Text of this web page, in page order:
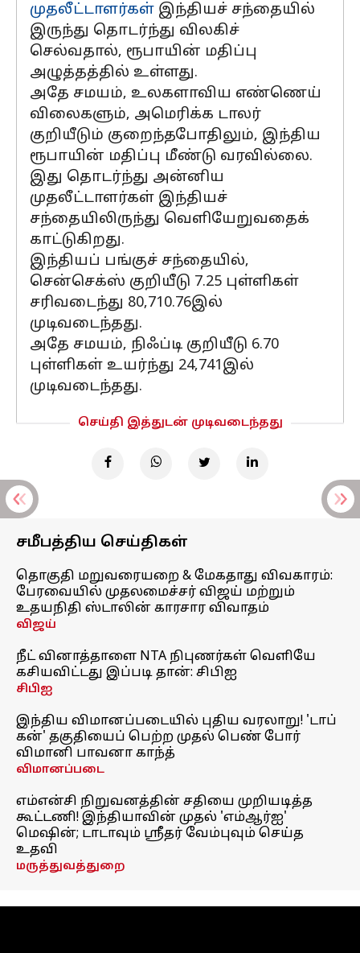
முதலீட்டாளர்கள் இந்தியச் சந்தையில்
இருந்து தொடர்ந்து விலகிச்
செல்வதால், ரூபாயின் மதிப்பு
அழுத்தத்தில் உள்ளது.
அதே சமயம், உலகளாவிய எண்ணெய்
விலைகளும், அமெரிக்க டாலர்
குறியீடும் குறைந்தபோதிலும், இந்திய
ரூபாயின் மதிப்பு மீண்டு வரவில்லை.
இது தொடர்ந்து அன்னிய
முதலீட்டாளர்கள் இந்தியச்
சந்தையிலிருந்து வெளியேறுவதைக்
காட்டுகிறது.
இந்தியப் பங்குச் சந்தையில்,
சென்செக்ஸ் குறியீடு 7.25 புள்ளிகள்
சரிவடைந்து 80,710.76இல்
முடிவடைந்தது.
அதே சமயம், நிஃப்டி குறியீடு 6.70
புள்ளிகள் உயர்ந்து 24,741இல்
முடிவடைந்தது.
செய்தி இத்துடன் முடிவடைந்தது
சமீபத்திய செய்திகள்
தொகுதி மறுவரையறை & மேகதாது விவகாரம்:
பேரவையில் முதலமைச்சர் விஜய் மற்றும்
உதயநிதி ஸ்டாலின் காரசார விவாதம்
விஜய்
நீட் வினாத்தாளை NTA நிபுணர்கள் வெளியே
கசியவிட்டது இப்படி தான்: சிபிஐ
சிபிஐ
இந்திய விமானப்படையில் புதிய வரலாறு! 'டாப்
கன்' தகுதியைப் பெற்ற முதல் பெண் போர்
விமானி பாவனா காந்த்
விமானப்படை
எம்என்சி நிறுவனத்தின் சதியை முறியடித்த
கூட்டணி! இந்தியாவின் முதல் 'எம்ஆர்ஐ'
மெஷின்; டாடாவும் ஸ்ரீதர் வேம்புவும் செய்த
உதவி
மருத்துவத்துறை